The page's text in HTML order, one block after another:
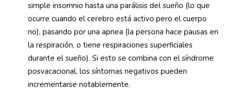
simple insomnio hasta una parálisis del sueño (lo que
ocurre cuando el cerebro está activo pero el cuerpo
no), pasando por una apnea (la persona hace pausas en
la respiración, o tiene respiraciones superficiales
durante el sueño). Si esto se combina con el síndrome
posvacacional, los síntomas negativos pueden
incrementarse notablemente.